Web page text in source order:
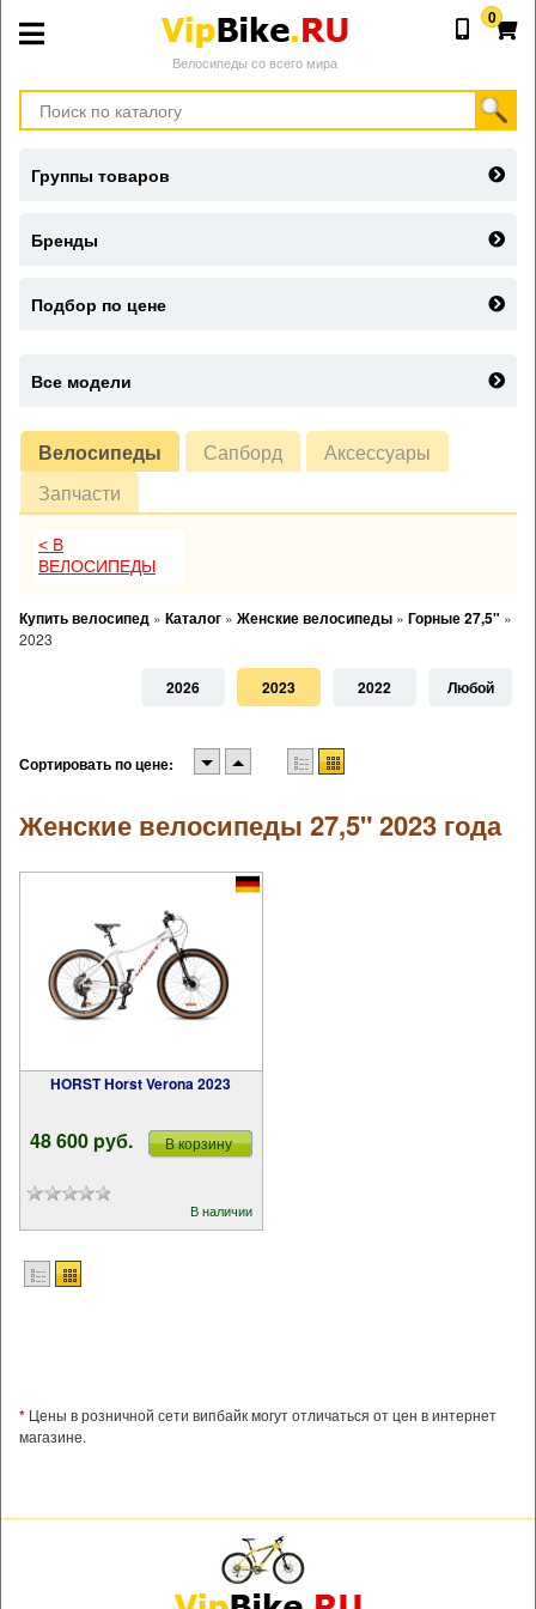
Велосипеды со всего мира
0
Велосипеды Сапборд
Аксессуары
Запчасти
< В
ВЕЛОСИПЕДЫ
Купить велосипед » Каталог » Женские велосипеды » Горные 27,5" »
2023
2026 2023 2022 Любой
Сортировать по цене:
Женские велосипеды 27,5" 2023 года
HORST Horst Verona 2023
48 600 pуб. В корзину
В наличии
* Цены в розничной сети випбайк могут отличаться от цен в интернет
магазине.
Группы товаров
Бренды
Подбор по цене
Все модели